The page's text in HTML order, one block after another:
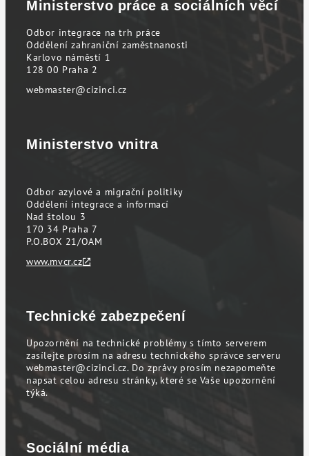
Ministerstvo práce a sociálních věcí
Odbor integrace na trh práce
Oddělení zahraniční zaměstnanosti
Karlovo náměstí 1
128 00 Praha 2
webmaster@cizinci.cz
Ministerstvo vnitra
Odbor azylové a migrační politiky
Oddělení integrace a informací
Nad štolou 3
170 34 Praha 7
P.O.BOX 21/OAM
www.mvcr.cz
Technické zabezpečení
Upozornění na technické problémy s tímto serverem
zasílejte prosím na adresu technického správce serveru
webmaster@cizinci.cz. Do zprávy prosím nezapomeňte
napsat celou adresu stránky, které se Vaše upozornění
týká.
Sociální média